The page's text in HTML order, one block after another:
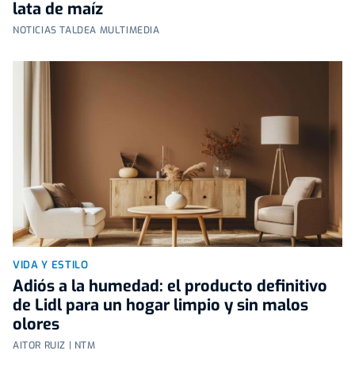
lata de maíz
NOTICIAS TALDEA MULTIMEDIA
VIDA Y ESTILO
Adiós a la humedad: el producto definitivo
de Lidl para un hogar limpio y sin malos
olores
AITOR RUIZ | NTM